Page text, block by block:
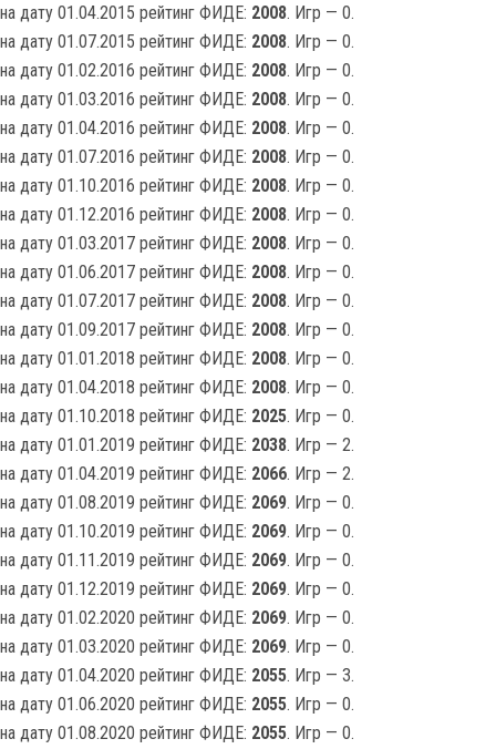
на дату 01.04.2015 рейтинг ФИДЕ: 2008. Игр — 0.
на дату 01.07.2015 рейтинг ФИДЕ: 2008. Игр — 0.
на дату 01.02.2016 рейтинг ФИДЕ: 2008. Игр — 0.
на дату 01.03.2016 рейтинг ФИДЕ: 2008. Игр — 0.
на дату 01.04.2016 рейтинг ФИДЕ: 2008. Игр — 0.
на дату 01.07.2016 рейтинг ФИДЕ: 2008. Игр — 0.
на дату 01.10.2016 рейтинг ФИДЕ: 2008. Игр — 0.
на дату 01.12.2016 рейтинг ФИДЕ: 2008. Игр — 0.
на дату 01.03.2017 рейтинг ФИДЕ: 2008. Игр — 0.
на дату 01.06.2017 рейтинг ФИДЕ: 2008. Игр — 0.
на дату 01.07.2017 рейтинг ФИДЕ: 2008. Игр — 0.
на дату 01.09.2017 рейтинг ФИДЕ: 2008. Игр — 0.
на дату 01.01.2018 рейтинг ФИДЕ: 2008. Игр — 0.
на дату 01.04.2018 рейтинг ФИДЕ: 2008. Игр — 0.
на дату 01.10.2018 рейтинг ФИДЕ: 2025. Игр — 0.
на дату 01.01.2019 рейтинг ФИДЕ: 2038. Игр — 2.
на дату 01.04.2019 рейтинг ФИДЕ: 2066. Игр — 2.
на дату 01.08.2019 рейтинг ФИДЕ: 2069. Игр — 0.
на дату 01.10.2019 рейтинг ФИДЕ: 2069. Игр — 0.
на дату 01.11.2019 рейтинг ФИДЕ: 2069. Игр — 0.
на дату 01.12.2019 рейтинг ФИДЕ: 2069. Игр — 0.
на дату 01.02.2020 рейтинг ФИДЕ: 2069. Игр — 0.
на дату 01.03.2020 рейтинг ФИДЕ: 2069. Игр — 0.
на дату 01.04.2020 рейтинг ФИДЕ: 2055. Игр — 3.
на дату 01.06.2020 рейтинг ФИДЕ: 2055. Игр — 0.
на дату 01.08.2020 рейтинг ФИДЕ: 2055. Игр — 0.